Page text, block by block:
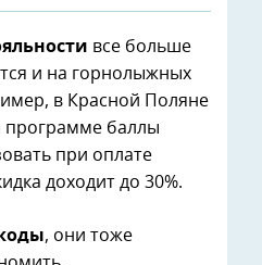
все больше
и на горнолыжных
в Красной Поляне
программе баллы
при оплате
доходит до 30%.
, они тоже